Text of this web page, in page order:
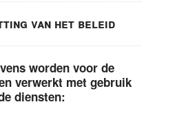
van het beleid
worden voor de
verwerkt met gebruik
diensten: